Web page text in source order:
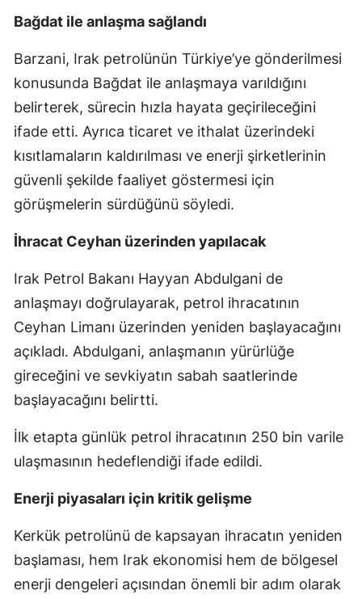
Kastamonu
Kayseri
Kırklareli
Kırşehir
Kocaeli
Konya
Manisa
Kahramanmaraş
Mardin
Nevşehir
Niğde
Rize
Sakarya
Bağdat ile anlaşma sağlandı
Barzani, Irak petrolünün Türkiye’ye gönderilmesi
konusunda Bağdat ile anlaşmaya varıldığını
belirterek, sürecin hızla hayata geçirileceğini
ifade etti. Ayrıca ticaret ve ithalat üzerindeki
kısıtlamaların kaldırılması ve enerji şirketlerinin
güvenli şekilde faaliyet göstermesi için
görüşmelerin sürdüğünü söyledi.
İhracat Ceyhan üzerinden yapılacak
Irak Petrol Bakanı Hayyan Abdulgani de
anlaşmayı doğrulayarak, petrol ihracatının
Ceyhan Limanı üzerinden yeniden başlayacağını
açıkladı. Abdulgani, anlaşmanın yürürlüğe
gireceğini ve sevkiyatın sabah saatlerinde
başlayacağını belirtti.
İlk etapta günlük petrol ihracatının 250 bin varile
ulaşmasının hedeflendiği ifade edildi.
Enerji piyasaları için kritik gelişme
Kerkük petrolünü de kapsayan ihracatın yeniden
başlaması, hem Irak ekonomisi hem de bölgesel
enerji dengeleri açısından önemli bir adım olarak